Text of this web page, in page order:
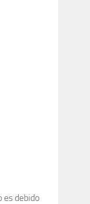
es debido